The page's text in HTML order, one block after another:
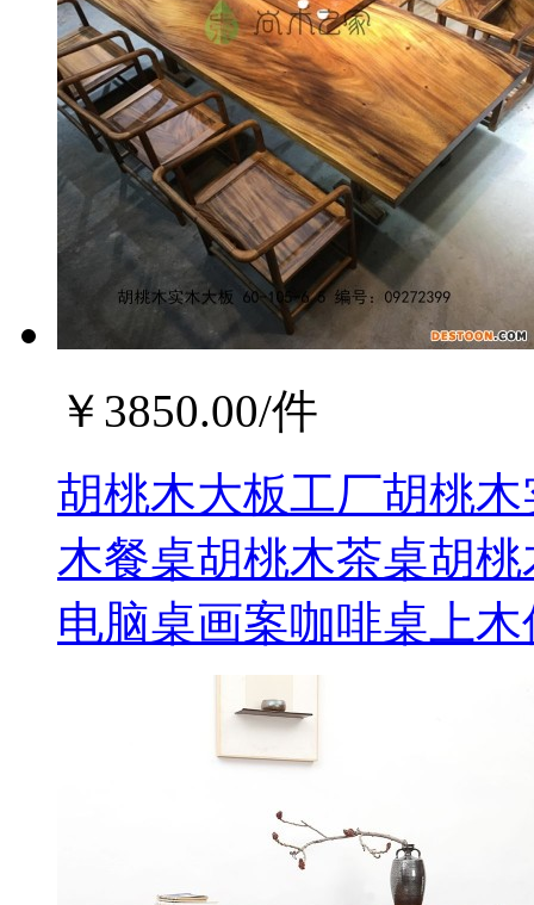
￥ 3850.00/件
胡桃木大板工厂胡桃
木餐桌胡桃木茶桌胡
电脑桌画案咖啡桌上木